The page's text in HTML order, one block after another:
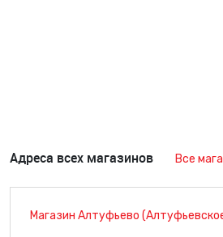
Адреса всех магазинов Все
Магазин Алтуфьево